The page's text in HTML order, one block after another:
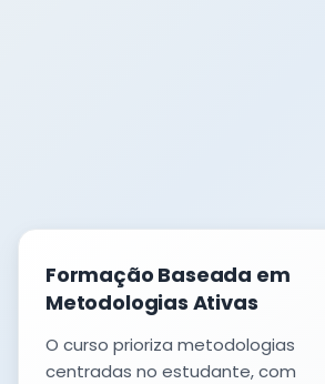
Formação Baseada em
Metodologias Ativas
O curso prioriza metodologias
centradas no estudante, com